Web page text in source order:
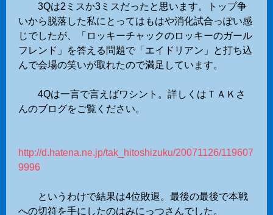
3Qは2ミスか3ミスだったと思います。トップ争
いから脱落した私にとってはもはや消化試合っぽい感
じでしたが、「ロッキーチャックのロッキーのガール
フレンド」を答える問題で「エイドリアン」と打ち込
んで会場の笑いが取れたので満足しています。
4Qは一言で言えばワシント。詳しくはＴＡＫさ
んのブログをご覧ください。
http://d.hatena.ne.jp/tak_hitoshizuku/20071126/119607
9996
というわけで結果は4位敗退。最後の最後で本戦
への切符を手にしたのはみにっつさんでした。